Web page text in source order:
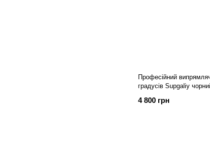
Професійний
градусів Supgaliy
4 800 грн